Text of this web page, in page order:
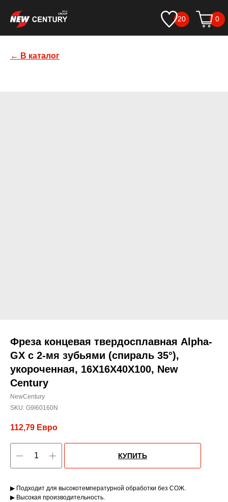
0
20
← В каталог
Фреза концевая твердосплавная Alpha-
GX c 2-мя зубьями (спираль 35°),
укороченная, 16X16X40X100, New
Century
NewCentury
SKU: G9I60160N
112,79 Евро
КУПИТЬ
▶ Подходит для высокотемпературной обработки без СОЖ.
▶ Высокая производительность.